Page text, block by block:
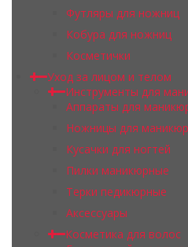
Футляры для ножниц
Кобура для ножниц
Косметички
Уход за лицом и телом
Инструменты для
Аппараты для
Ножницы для
Кусачки для ногтей
Пилки маникюрные
Терки педикюрные
Аксессуары
Косметика для волос